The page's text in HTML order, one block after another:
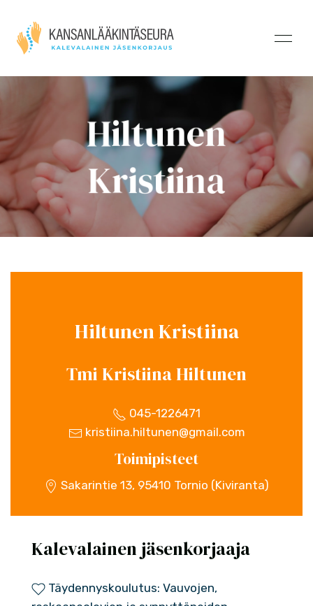
Hiltunen
Kristiina
Hiltunen Kristiina
Tmi Kristiina Hiltunen
045-1226471
kristiina.hiltunen@gmail.com
Toimipisteet
Sakarintie 13, 95410 Tornio (Kiviranta)
Kalevalainen jäsenkorjaaja
Täydennyskoulutus: Vauvojen,